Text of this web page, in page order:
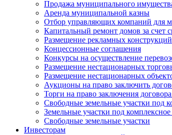
Продажа муниципального
Аренда муниципальной казны
Отбор управляющих компаний для
Капитальный ремонт домов за счет
Размещение рекламных конструкций
Концессионные соглашения
Конкурсы на осуществление
Размещение нестационарных
Размещение нестационарных
Аукционы на право заключить
Торги на право заключения
Свободные земельные участки под
Земельные участки под
Свободные земельные участки
Инвесторам